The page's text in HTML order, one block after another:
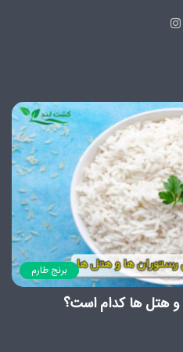
برنج طارم
و هتل ها کدام است؟